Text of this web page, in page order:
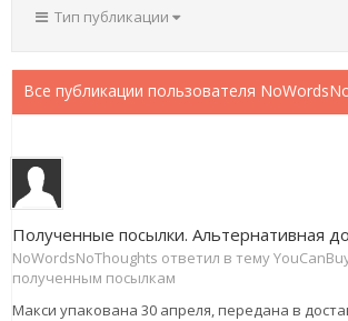
Тип публикации
Все публикации пользователя
Полученные посылки. Альтернативная
NoWordsNoThoughts ответил в тему
полученным посылкам
Макси упакована 30 апреля, передана в